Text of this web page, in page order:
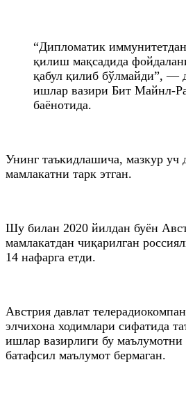
“Дипломатик
қилиш мақсадида
қабул қилиб бўлмайди”, —
ишлар вазири Бит Майнл-
баёнотида.
Унинг таъкидлашича, мазкур уч
мамлакатни тарк этган.
Шу билан 2020 йилдан буён
мамлакатдан чиқарилган
14 нафарга етди.
Австрия давлат
элчихона ходимлари сифатида
ишлар вазирлиги бу маълумотни
батафсил маълумот бермаган.